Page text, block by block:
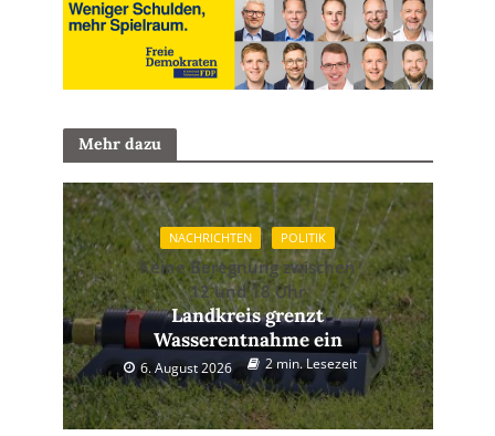
Mehr dazu
NACHRICHTEN POLITIK
Keine Beregnung zwischen
12 und 18 Uhr
Landkreis grenzt
Wasserentnahme ein
6. August 2026 2 min. Lesezeit